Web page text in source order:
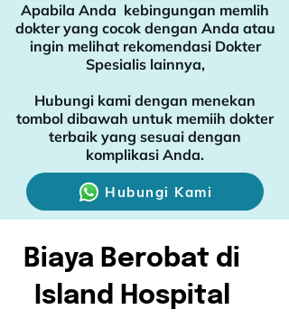
Apabila Anda kebingungan memlih
dokter yang cocok dengan Anda atau
ingin melihat rekomendasi Dokter
Spesialis lainnya,
Hubungi kami dengan menekan
tombol dibawah untuk memiih dokter
terbaik yang sesuai dengan
komplikasi Anda.
Hubungi Kami
Biaya Berobat di
Island Hospital